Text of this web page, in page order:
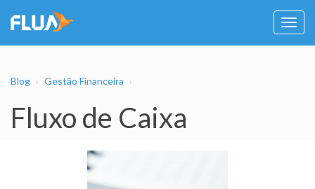
Blog Gestão Financeira
Fluxo de Caixa